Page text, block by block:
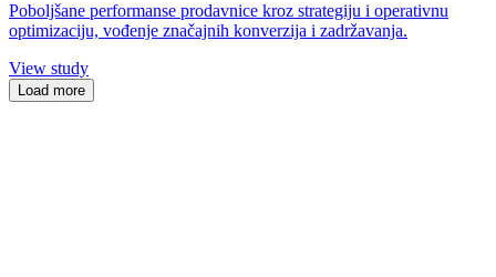
Poboljšane performanse prodavnice kroz strategiju i operativnu
optimizaciju, vođenje značajnih konverzija i zadržavanja.
View study
Load more